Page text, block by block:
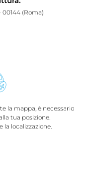
00144 (Roma)
la mappa, è necessario
tua posizione.
la localizzazione.